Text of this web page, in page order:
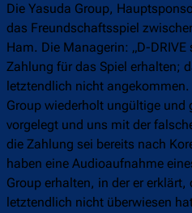
Die Yasuda Group,
das Freundschaftsspiel
Ham. Die Managerin: „D-
Zahlung für das Spiel erhalten;
letztendlich nicht
Group wiederholt ungültige und
vorgelegt und uns mit der
die Zahlung sei bereits nach
haben eine Audioaufnahme
Group erhalten, in der er erklärt,
letztendlich nicht überwiesen